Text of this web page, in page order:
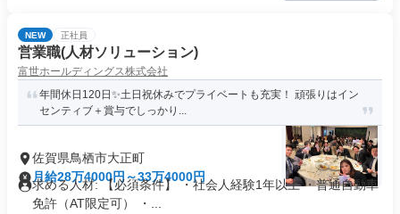
NEW 正社員
営業職(人材ソリューション)
富世ホールディングス株式会社
年間休日120日✨土日祝休みでプライベートも充実！ 頑張りはイン
センティブ＋賞与でしっかり...
佐賀県鳥栖市大正町
月給28万4000円～33万4000円
求める人材: 【必須条件】 ・社会人経験1年以上 ・普通自動車
免許（AT限定可） ・...